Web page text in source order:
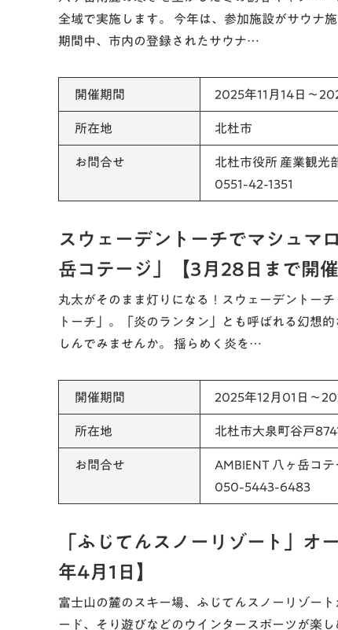
全域で実施します。 今年は、参加施設がサウナ
期間中、市内の登録されたサウナ…
開催期間 2025年11月14日～
所在地 北杜市
お問合せ
北杜市役所 産業観光
0551-42-1351
スウェーデントーチでマシュマ
岳コテージ」【3月28日まで開催
丸太がそのまま灯りになる！スウェーデントー
トーチ」。「炎のランタン」とも呼ばれる幻想
しんでみませんか。 揺らめく炎を…
開催期間 2025年12月01日～
所在地 北杜市大泉町谷戸
お問合せ
AMBIENT 八ヶ岳コテ
050-5443-6483
「ふじてんスノーリゾート」オ
年4月1日】
富士山の麓のスキー場、ふじてんスノーリゾー
ード、そり遊びなどのウインタースポーツが楽